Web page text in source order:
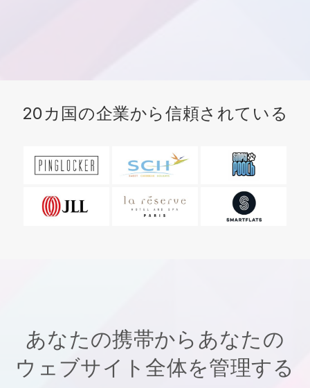
20カ国の企業から信頼されている
あなたの携帯からあなたの
ウェブサイト全体を管理する